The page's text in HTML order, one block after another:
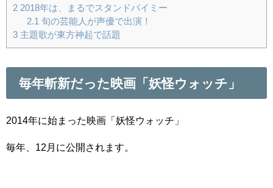
2 2018年は、まるでスタンドバイミー
2.1 旬の芸能人が声優で出演！
3 主題歌が東方神起で話題
毎年斬新だった映画「妖怪ウォッチ」
2014年に始まった映画「妖怪ウォッチ」
毎年、12月に公開されます。